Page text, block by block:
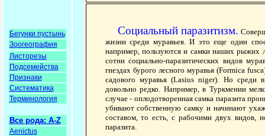
Бегунки пустынь
Зоогеография
Листорезы
Подсемейства
Признаки
Систематика
Терминология
Все рода: A-Z
Aenictus
Социальный паразитизм.
жизни среди муравьев. И это еще один
например, пользуются и самки наших рыжих
сотни социально-паразитических видов
гнездах бурого лесного муравья (Formica
садового муравья (Lasius niger). Но среди
довольно редко. Например, в Туркмении
случае - оплодотворенная самка паразита
убивают собственную самку и начинают
составом, то есть, с рабочими двух видов,
паразита.